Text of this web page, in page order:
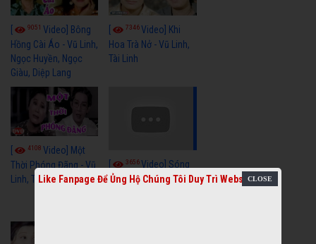
9051 Video] Bông
Hồng Cài Áo - Vũ Linh,
Ngọc Huyền, Ngọc
Giàu, Diệp Lang
7346Video] Khi
Hoa Trà Nở - Vũ Linh,
Tài Linh
4108 Video] Một
Thời Phóng Đãng - Vũ
Linh, Tài Linh, Chí Linh
3656Video] Sóng
Gió Làng Chài - Vũ
Like Fanpage Để Ủng Hộ Chúng Tôi Duy Trì Website